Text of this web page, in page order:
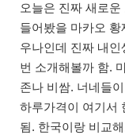
오늘은 진짜 새로
들어봤을 마카오
우나인데 진짜 내
번 소개해볼까 함.
존나 비쌈. 너네들
하루가격이 여기서
됨. 한국이랑 비교